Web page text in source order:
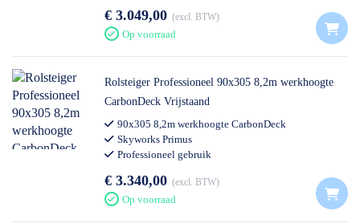
€ 3.049,00 excl. BTW
Op voorraad
Rolsteiger Professioneel 90x305 8,2m werkhoogte
CarbonDeck Vrijstaand
90x305 8,2m werkhoogte CarbonDeck
Skyworks Primus
Professioneel gebruik
€ 3.340,00 excl. BTW
Op voorraad